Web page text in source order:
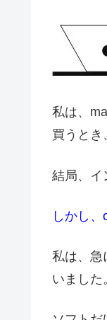
私は、
買うとき
結局、イ
しかし
私は、急
いました